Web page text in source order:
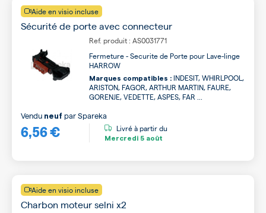
Aide en visio incluse
Sécurité de porte avec connecteur
Ref. produit : AS0031771
Fermeture - Securite de Porte pour Lave-linge
HARROW
Marques compatibles : INDESIT, WHIRLPOOL,
ARISTON, FAGOR, ARTHUR MARTIN, FAURE,
GORENJE, VEDETTE, ASPES, FAR ...
6,56 €
Vendu neuf parSpareka
Livré à partir du
Mercredi 5 août
Aide en visio incluse
Charbon moteur selni x2